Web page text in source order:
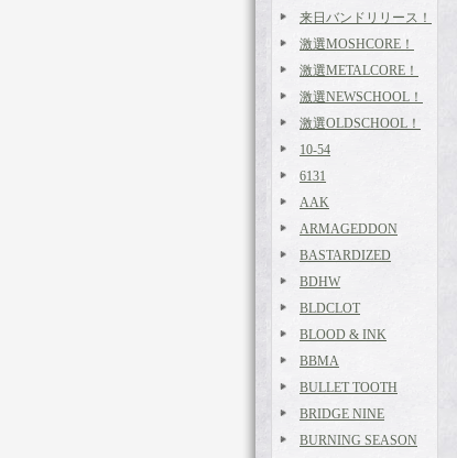
来日バンドリリース！
激選MOSHCORE！
激選METALCORE！
激選NEWSCHOOL！
激選OLDSCHOOL！
10-54
6131
AAK
ARMAGEDDON
BASTARDIZED
BDHW
BLDCLOT
BLOOD & INK
BBMA
BULLET TOOTH
BRIDGE NINE
BURNING SEASON